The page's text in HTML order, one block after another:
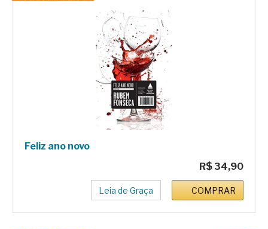
Feliz ano novo
R$ 34,90
Leia de Graça COMPRAR